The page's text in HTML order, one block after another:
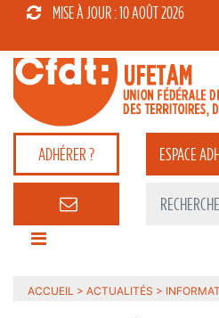
MISE À JOUR : 10 AOÛT 2026
ADHÉRER ? ESPACE
ACCUEIL > ACTUALITÉS >